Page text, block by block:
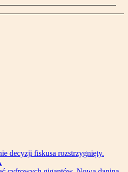
decyzji fiskusa rozstrzygnięty.